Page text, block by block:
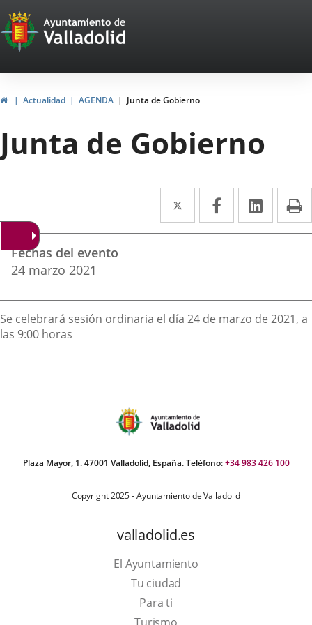
Portal
Web
del
Ayuntamiento
de
Valladolid
HomeActualidad AGENDA Junta de Gobierno
Junta de Gobierno
Twitter
Enlace
a
externa.
Facebook
Enlace
a
externa.
Enlace
a
Datos
del
evento
Fechas del evento
24 marzo 2021
Descripción
Se celebrará sesión ordinaria el día 24 de marzo de 2021, a
las 9:00 horas
Plaza Mayor, 1. 47001 Valladolid, España. Teléfono:+34 983 426 100
Copyright 2025 - Ayuntamiento de Valladolid
valladolid.es
El Ayuntamiento
Tu ciudad
Para ti
This